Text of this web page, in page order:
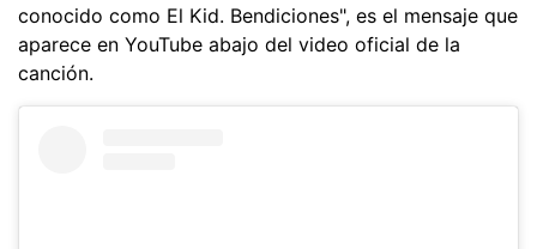
conocido como El Kid. Bendiciones", es el mensaje que
aparece en YouTube abajo del video oficial de la
canción.